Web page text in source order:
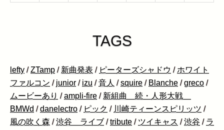
TAGS
lefty /ZTamp / 新曲発表 / ピーターズシャドウ / ホワイト
ファルコン / junior / izu /音人 /squire / Blanche /greco /
ムービーあり /ampli-fire / 新組曲 続・人形大戦
BMWd /danelectro / ピック / 川崎ティーンスピリッツ /
風の吹く森 /渋谷 ライブ /tribute / ツイキャス /渋谷 / ラ